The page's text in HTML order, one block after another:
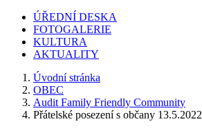
ÚŘEDNÍ DESKA
FOTOGALERIE
KULTURA
AKTUALITY
Úvodní stránka
OBEC
Audit Family Friendly Community
Přátelské posezení s občany 13.5.2022